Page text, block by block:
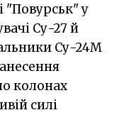
"Повурськ" у
Су-27 й
Су-24М
колонах
силі